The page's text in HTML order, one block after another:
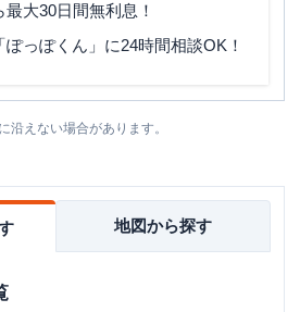
大30日間無利息！
っぽくん」に24時間相談OK！
沿えない場合があります。
地図から探す